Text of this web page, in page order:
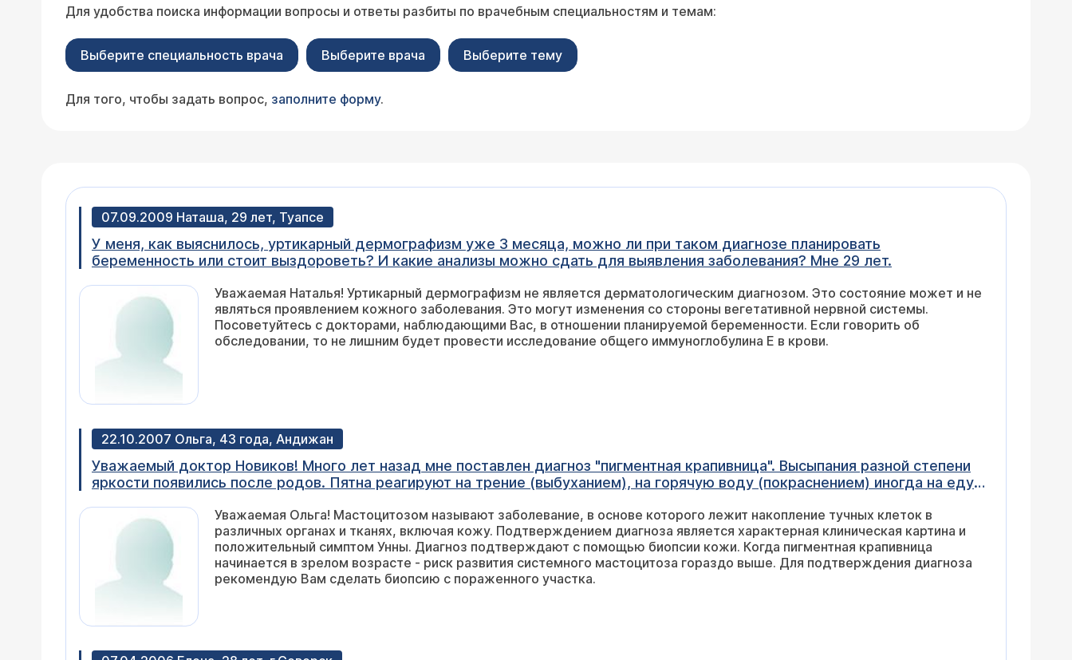
Для удобства поиска информации вопросы и ответы разбиты по врачебным специальностям и темам:
Выберите специальность врача Выберите врача Выберите тему
Для того, чтобы задать вопрос, заполните форму.
07.09.2009 Наташа, 29 лет, Туапсе
У меня, как выяснилось, уртикарный дермографизм уже 3 месяца, можно ли при таком диагнозе планировать
беременность или стоит выздороветь? И какие анализы можно сдать для выявления заболевания? Мне 29 лет.
Уважаемая Наталья! Уртикарный дермографизм не является дерматологическим диагнозом. Это состояние может и не
являться проявлением кожного заболевания. Это могут изменения со стороны вегетативной нервной системы.
Посоветуйтесь с докторами, наблюдающими Вас, в отношении планируемой беременности. Если говорить об
обследовании, то не лишним будет провести исследование общего иммуноглобулина Е в крови.
22.10.2007 Ольга, 43 года, Андижан
Уважаемый доктор Новиков! Много лет назад мне поставлен диагноз "пигментная крапивница". Высыпания разной степени
яркости появились после родов. Пятна реагируют на трение (выбуханием), на горячую воду (покраснением) иногда на еду
характер. Так ли это? Значит ли это, что надо делать биопсию пораженного "пятнистого" участка?
Уважаемая Ольга! Мастоцитозом называют заболевание, в основе которого лежит накопление тучных клеток в
различных органах и тканях, включая кожу. Подтверждением диагноза является характерная клиническая картина и
положительный симптом Унны. Диагноз подтверждают с помощью биопсии кожи. Когда пигментная крапивница
начинается в зрелом возрасте - риск развития системного мастоцитоза гораздо выше. Для подтверждения диагноза
рекомендую Вам сделать биопсию с пораженного участка.